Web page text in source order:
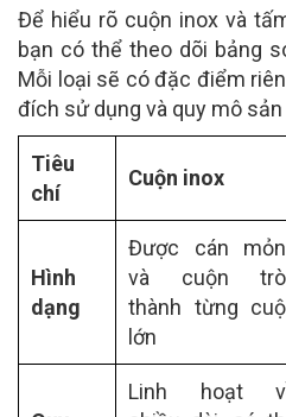
Để hiểu rõ cuộn inox và
bạn có thể theo dõi bảng
Mỗi loại sẽ có đặc điểm
đích sử dụng và quy mô
Tiêu
chí
Cuộn inox
Hình
dạng
Được cán
và cuộn
thành từng
lớn
Linh hoạt